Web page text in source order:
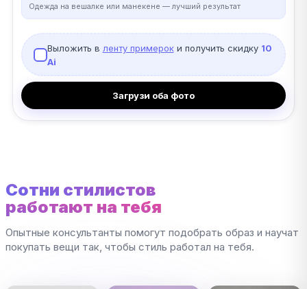
Одежда на вешалке или манекене — лучший результат
Выложить в ленту примероки получить скидку 10
Ai
Загрузи оба фото
Сотни стилистов
работают на тебя
Опытные консультанты помогут подобрать образ и научат
покупать вещи так, чтобы стиль работал на тебя.